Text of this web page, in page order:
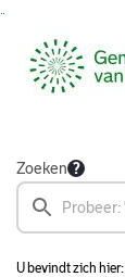
Zoeken
U bevindt zich hier: